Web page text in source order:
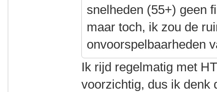
snelheden (55+) geen
maar toch, ik zou de
onvoorspelbaarheden
Ik rijd regelmatig met
voorzichtig, dus ik denk